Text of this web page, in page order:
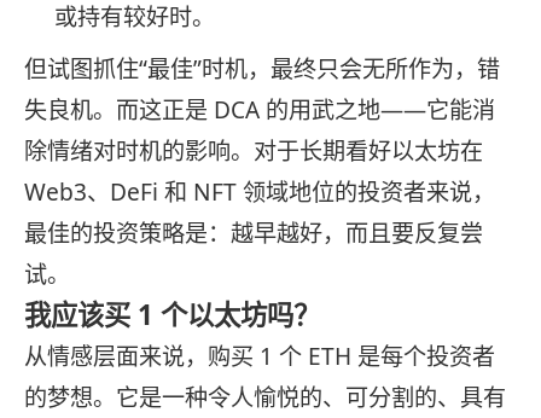
或持有较好时。
但试图抓住“最佳”时机，最终只会无所作为，错
失良机。而这正是 DCA 的用武之地——它能消
除情绪对时机的影响。对于长期看好以太坊在
Web3、DeFi 和 NFT 领域地位的投资者来说，
最佳的投资策略是：越早越好，而且要反复尝
试。
我应该买 1 个以太坊吗？
从情感层面来说，购买 1 个 ETH 是每个投资者
的梦想。它是一种令人愉悦的、可分割的、具有